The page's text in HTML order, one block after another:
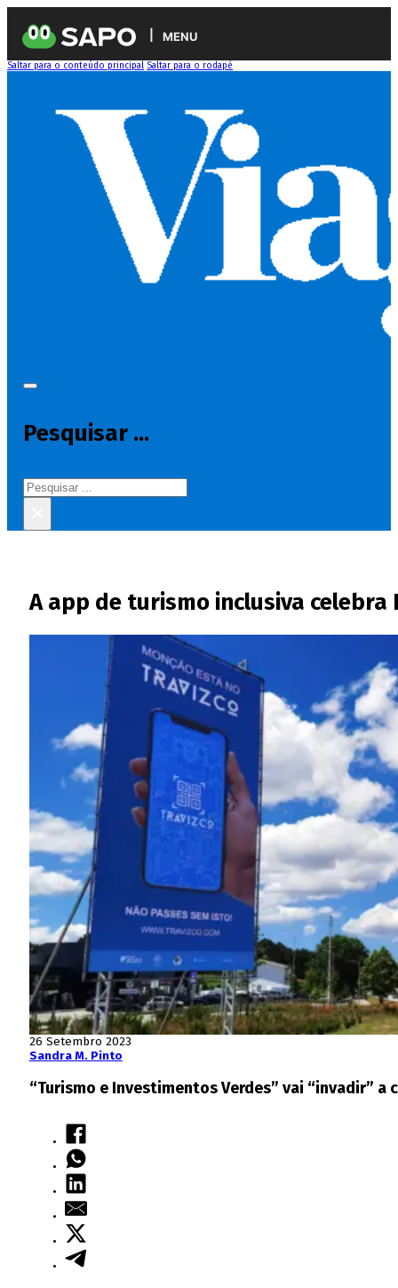
MENU
Saltar para o conteúdo principal Saltar para o rodapé
Pesquisar ...
Pesquisar
A app de turismo inclusiva
26 Setembro 2023
Sandra M. Pinto
“Turismo e Investimentos Verdes” vai “invadir” a